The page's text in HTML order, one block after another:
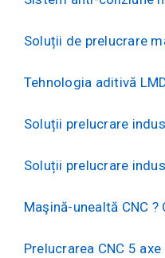
Soluții de prelucrare
Tehnologia aditivă
Soluții prelucrare
Soluții prelucrare
Maşină-unealtă CNC ?
Prelucrarea CNC 5